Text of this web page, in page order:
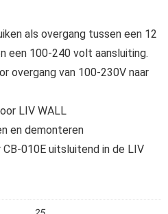
als overgang tussen een 12
een 100-240 volt aansluiting.
overgang van 100-230V naar
LIV WALL
en demonteren
010E uitsluitend in de LIV